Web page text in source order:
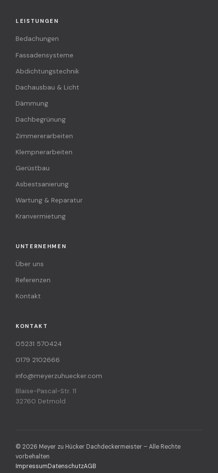
LEISTUNGEN
Bedachungen
Fassadensysteme
Abdichtungstechnik
Dachausbau & Licht
Dämmung
Dachbegrünung
Zimmererarbeiten
Klempnerarbeiten
Gerüstbau
Asbestsanierung
Wartung & Reparatur
Kranvermietung
UNTERNEHMEN
Über uns
Referenzen
Kontakt
KONTAKT
05231 570424
0179 2102666
info@meyerzuhuecker.com
Blaise-Pascal-Str. 11
32760 Detmold
© 2026 Meyer zu Hücker Dachdeckermeister – Alle Rechte
vorbehalten
ImpressumDatenschutzAGB